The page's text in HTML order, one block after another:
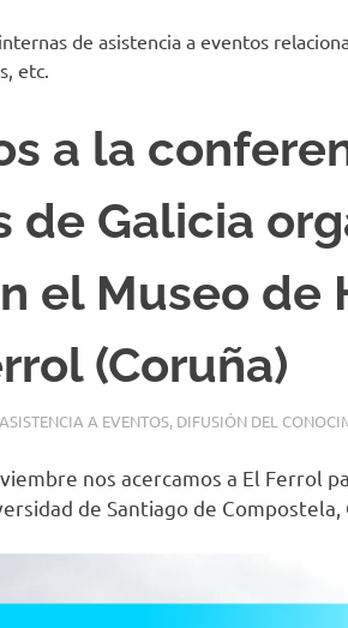
de asistencia a eventos
etc.
a la
de Galicia
el Museo
(Coruña)
GEMOSCLERA
ASISTENCIA A EVENTOS, DIFUSIÓN DEL
nos acercamos a El Ferrol
de Santiago de Compostela,